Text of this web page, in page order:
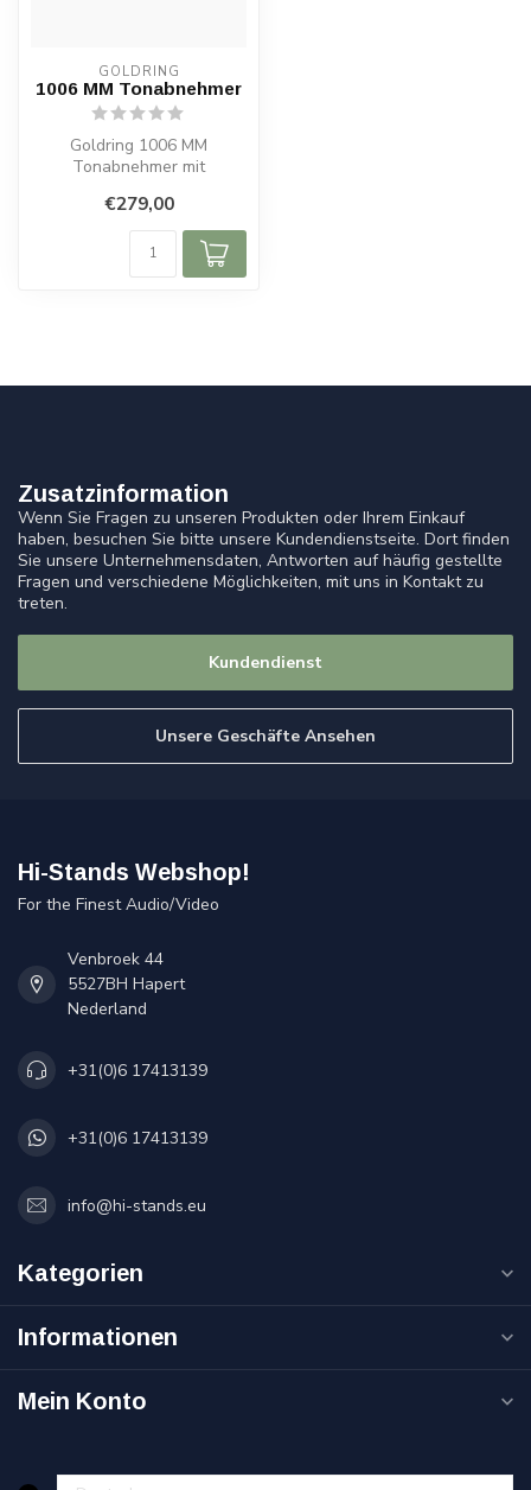
GOLDRING
1006 MM Tonabnehmer
Goldring 1006 MM
Tonabnehmer mit
Ausgang, 20-20.000Hz,...
€279,00
Zusatzinformation
Wenn Sie Fragen zu unseren Produkten oder Ihrem Einkauf
haben, besuchen Sie bitte unsere Kundendienstseite. Dort finden
Sie unsere Unternehmensdaten, Antworten auf häufig gestellte
Fragen und verschiedene Möglichkeiten, mit uns in Kontakt zu
treten.
Kundendienst
Unsere Geschäfte Ansehen
Hi-Stands Webshop!
For the Finest Audio/Video
Venbroek 44
5527BH Hapert
Nederland
+31(0)6 17413139
+31(0)6 17413139
info@hi-stands.eu
Kategorien
Informationen
Mein Konto